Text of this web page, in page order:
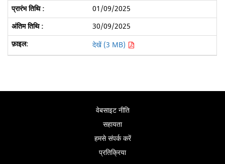
01/09/2025
30/09/2025
देखें (3 MB)
वेबसाइट नीति
सहायता
हमसे संपर्क करें
प्रतिक्रिया